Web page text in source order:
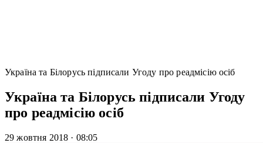
Україна та Білорусь підписали Угоду про реадмісію осіб
Україна та Білорусь підписали Угоду
про реадмісію осіб
29 жовтня 2018 · 08:05